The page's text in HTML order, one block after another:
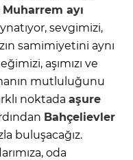
Muharrem ayı
sevgimizi,
samimiyetini aynı
aşımızı ve
mutluluğunu
noktada aşure
Bahçelievler
buluşacağız.
oda